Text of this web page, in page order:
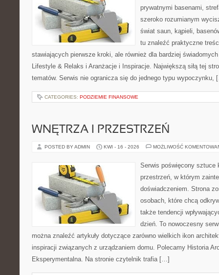
prywatnymi basenami,
szeroko rozumianym
świat saun, kąpieli,
tu znaleźć praktyczne
stawiających pierwsze kroki, ale również dla bardziej
Lifestyle & Relaks i Aranżacje i Inspiracje. Największą siłą tej
tematów. Serwis nie ogranicza się do jednego typu wypoczynku,
CATEGORIES: PODZIEMIE FINANSOWE
WNĘTRZA I PRZESTRZEŃ
POSTED BY ADMIN KWI - 16 - 2026 MOŻLIWOŚĆ
Serwis poświęcony sztuce
przestrzeń, w którym
doświadczeniem. Strona
osobach, które chcą
także tendencji
dzień. To nowoczesny
można znaleźć artykuły dotyczące zarówno wielkich ikon
inspiracji związanych z urządzaniem domu. Polecamy Historia
Eksperymentalna. Na stronie czytelnik trafia […]